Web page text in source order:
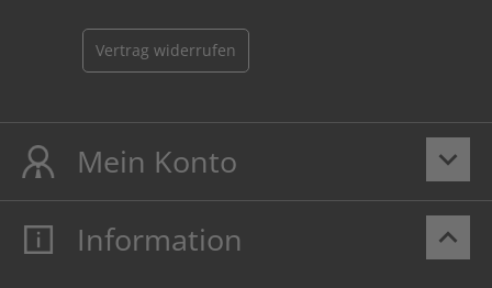
Vertrag widerrufen
keyboard_arrow_down
Mein Konto
Mein Konto
keyboard_arrow_up
Information